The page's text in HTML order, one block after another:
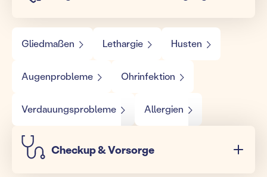
Gliedmaßen Lethargie Husten
Augenprobleme Ohrinfektion
Verdauungsprobleme Allergien
Checkup & Vorsorge